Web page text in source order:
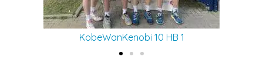
KobeWanKenobi 10 HB 1